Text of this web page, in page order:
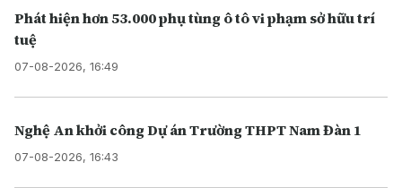
Phát hiện hơn 53.000 phụ tùng ô tô vi phạm sở hữu trí
tuệ
07-08-2026, 16:49
Nghệ An khởi công Dự án Trường THPT Nam Đàn 1
07-08-2026, 16:43